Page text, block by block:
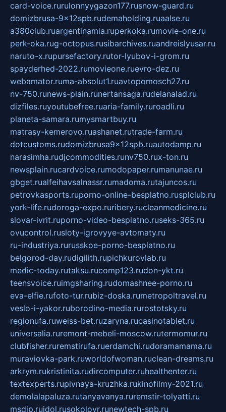
card-voice.rurulonnyygazon177.rusnow-guard.ru
domizbrusa-9x12spb.rudemaholding.ruaalse.ru
a380club.ruargentinamia.ruperkoka.rumovie-one.ru
perk-oka.rug-octopus.rusibarchives.ruandreislyusar.ru
naruto-x.rupursefactory.rutor-lyubov-i-grom.ru
spayderhed-2022.rumovieone.ruevro-dez.ru
webamator.ruma-absolut1.ruavtopomosch27.ru
nv-750.runews-plain.runertansaga.rudelanalad.ru
dizfiles.ruyoutubefree.ruaria-family.ruroadli.ru
planeta-samara.rumysmartbuy.ru
matrasy-kemerovo.ruashanet.rutrade-farm.ru
dotcustoms.rudomizbrusa9x12spb.ruautodamp.ru
narasimha.rudjcommodities.runv750.rux-ton.ru
newsplain.rucardvoice.rumodopaper.rumanunae.ru
gbget.rualfeihavsalnassr.rumadoma.rutajuncos.ru
petrovkasports.ruporno-online-besplatno.rusplclub.ru
york-life.rudoroga-expo.ruribery.rucleanmedicine.ru
slovar-ivrit.ruporno-video-besplatno.ruseks-365.ru
ovucontrol.rusloty-igrovyye-avtomaty.ru
ru-industriya.rurusskoe-porno-besplatno.ru
belgorod-day.rudigilith.rupichkurovlab.ru
medic-today.rutaksu.rucomp123.rudon-ykt.ru
teensvoice.ruimgsharing.rudomashnee-porno.ru
eva-elfie.rufoto-tur.rubiz-doska.rumetropoltravel.ru
veslo-i-yakor.ruborodino-media.rurostotsky.ru
regionufa.ruweiss-bet.ruzaryna.rucasinotablet.ru
universalia.ruremont-mebeli-moscow.rutermomur.ru
clubfisher.ruremstirufa.ruerdamchi.rudoramamama.ru
muraviovka-park.ruworldofwoman.ruclean-dreams.ru
arkrym.rukristinita.rudircomputer.ruhealthenter.ru
textexperts.rupivnaya-kruzhka.rukinofilmy-2021.ru
demolalapaluza.rutanyavanya.ruremstir-tolyatti.ru
msdip.rujdol.rusokolovr.runewtech-spb.ru